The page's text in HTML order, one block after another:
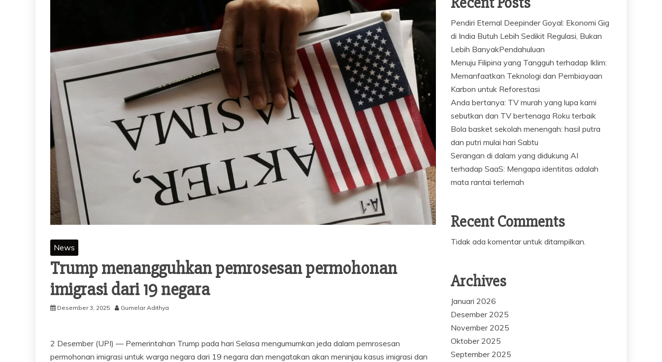
News
Trump menangguhkan pemrosesan permohonan
imigrasi dari 19 negara
Desember 3, 2025 Gumelar Adithya
2 Desember (UPI) —Pemerintahan Trump pada hari Selasa mengumumkan jeda dalam pemrosesan
permohonan imigrasi untuk warga negara dari 19 negara dan mengatakan akan meninjau kasus imigrasi dan
Pendiri Eternal Deepinder Goyal: Ekonomi Gig
di India Butuh Lebih Sedikit Regulasi, Bukan
Lebih BanyakPendahuluan
Menuju Filipina yang Tangguh terhadap Iklim:
Memanfaatkan Teknologi dan Pembiayaan
Karbon untuk Reforestasi
Anda bertanya: TV murah yang lupa kami
sebutkan dan TV bertenaga Roku terbaik
Bola basket sekolah menengah: hasil putra
dan putri mulai hari Sabtu
Serangan di dalam yang didukung AI
terhadap SaaS: Mengapa identitas adalah
mata rantai terlemah
Recent Comments
Tidak ada komentar untuk ditampilkan.
Archives
Januari 2026
Desember 2025
November 2025
Oktober 2025
September 2025